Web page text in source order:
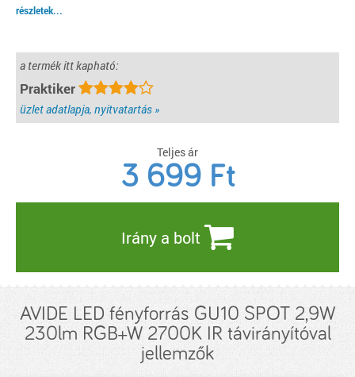
részletek...
a termék itt kapható:
Praktiker
üzlet adatlapja, nyitvatartás »
Teljes ár
3 699 Ft
Irány a bolt
AVIDE LED fényforrás GU10 SPOT 2,9W
230lm RGB+W 2700K IR távirányítóval
jellemzők